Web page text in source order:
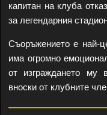
капитан на клуба
за легендарния
Съоръжението е най-
има огромно
от изграждането му
вноски от клубните